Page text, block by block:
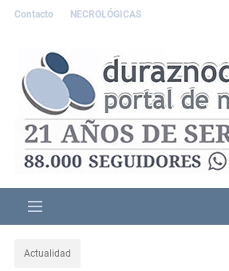
Contacto NECROLÓGICAS
Actualidad